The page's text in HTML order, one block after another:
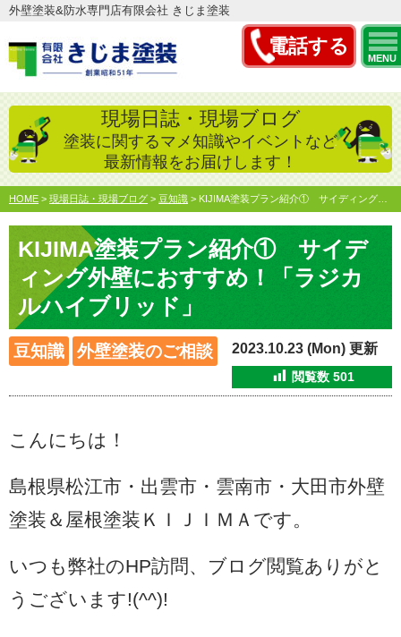
電話する
MENU
外壁塗装&防水専門店有限会社 きじま塗装
現場日誌・現場ブログ
塗装に関するマメ知識やイベントなど
最新情報をお届けします！
HOME > 現場日誌・現場ブログ > 豆知識 > KIJIMA塗装プラン紹介① サイディング外壁におすすめ！…
KIJIMA塗装プラン紹介① サイデ
ィング外壁におすすめ！「ラジカ
ルハイブリッド」
豆知識 外壁塗装のご相談 2023.10.23 (Mon) 更新
閲覧数 501
こんにちは！
島根県松江市・出雲市・雲南市・大田市外壁
塗装＆屋根塗装ＫＩＪＩＭＡです。
いつも弊社のHP訪問、ブログ閲覧ありがと
うございます!(^^)!